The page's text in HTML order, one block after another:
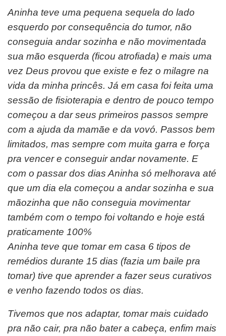
Aninha teve uma pequena sequela do lado
esquerdo por consequência do tumor, não
conseguia andar sozinha e não movimentada
sua mão esquerda (ficou atrofiada) e mais uma
vez Deus provou que existe e fez o milagre na
vida da minha princês. Já em casa foi feita uma
sessão de fisioterapia e dentro de pouco tempo
começou a dar seus primeiros passos sempre
com a ajuda da mamãe e da vovó. Passos bem
limitados, mas sempre com muita garra e força
pra vencer e conseguir andar novamente. E
com o passar dos dias Aninha só melhorava até
que um dia ela começou a andar sozinha e sua
mãozinha que não conseguia movimentar
também com o tempo foi voltando e hoje está
praticamente 100%
Aninha teve que tomar em casa 6 tipos de
remédios durante 15 dias (fazia um baile pra
tomar) tive que aprender a fazer seus curativos
e venho fazendo todos os dias.
Tivemos que nos adaptar, tomar mais cuidado
pra não cair, pra não bater a cabeça, enfim mais